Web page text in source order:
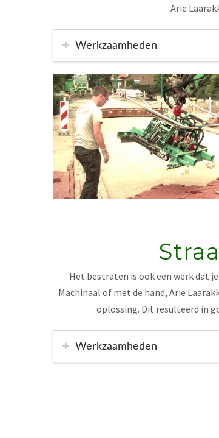
Arie
Werkzaamheden
Het bestraten is ook een werk dat
Machinaal of met de hand, Arie
oplossing. Dit resulteerd in
Werkzaamheden